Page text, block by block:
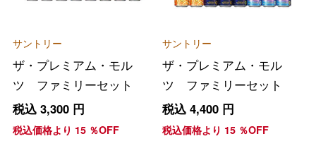
サントリー
ザ・プレミアム・モル
ツ ファミリーセット
税込 3,300円
税込価格より 15％OFF
サントリー
ザ・プレミアム・モル
ツ ファミリーセット
税込 4,400円
税込価格より 15％OFF